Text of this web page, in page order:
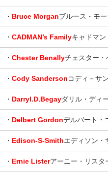
・ Bruce Morganブルース・モ
・ CADMAN’s Familyキャドマ
・ Chester Benallyチェスター・
・ Cody Sandersonコディ－サ
・ Darryl.D.Begayダリル・ディ
・ Delbert Gordonデルバート・
・ Edison-S-Smithエディソン・
・ Ernie Listerアーニー・リスタ